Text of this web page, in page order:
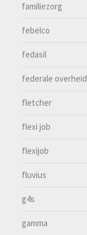
familiezorg
febelco
fedasil
federale overheid
fletcher
flexi job
flexijob
fluvius
g4s
gamma